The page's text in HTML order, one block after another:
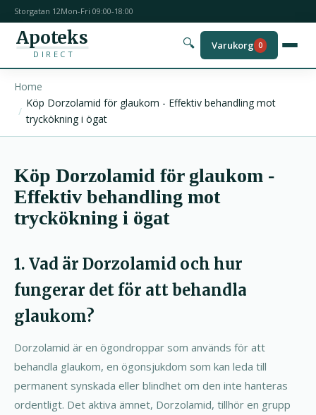
Storgatan 12Mon-Fri 09:00-18:00
Apoteks
DIRECT
🔍 Varukorg 0
Home
Köp Dorzolamid för glaukom - Effektiv behandling mot
tryckökning i ögat
Köp Dorzolamid för glaukom -
Effektiv behandling mot
tryckökning i ögat
1. Vad är Dorzolamid och hur
fungerar det för att behandla
glaukom?
Dorzolamid är en ögondroppar som används för att
behandla glaukom, en ögonsjukdom som kan leda till
permanent synskada eller blindhet om den inte hanteras
ordentligt. Det aktiva ämnet, Dorzolamid, tillhör en grupp